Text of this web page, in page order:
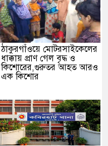
ঠাকুরগাঁওয়ে মোটরসাইকেলের
ধাক্কায় প্রাণ গেল বৃদ্ধ ও
কিশোরের,গুরুতর আহত আরও
এক কিশোর